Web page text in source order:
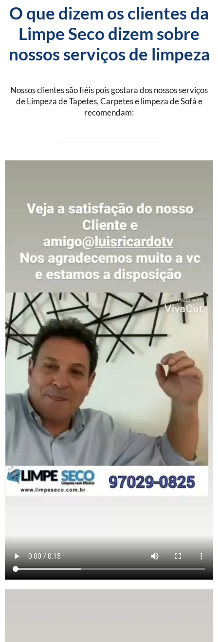
O que dizem os clientes da
Limpe Seco dizem sobre
nossos serviços de limpeza
Nossos clientes são fiéis pois gostara dos nossos serviços
de Limpeza de Tapetes, Carpetes e limpeza de Sofá e
recomendam: